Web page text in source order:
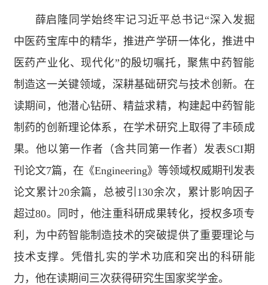
薛启隆同学始终牢记习近平总书记“深入发掘
中医药宝库中的精华，推进产学研一体化，推进中
医药产业化、现代化”的殷切嘱托，聚焦中药智能
制造这一关键领域，深耕基础研究与技术创新。在
读期间，他潜心钻研、精益求精，构建起中药智能
制药的创新理论体系，在学术研究上取得了丰硕成
果。他以第一作者（含共同第一作者）发表SCI期
刊论文7篇，在《Engineering》等领域权威期刊发表
论文累计20余篇，总被引130余次，累计影响因子
超过80。同时，他注重科研成果转化，授权多项专
利，为中药智能制造技术的突破提供了重要理论与
技术支撑。凭借扎实的学术功底和突出的科研能
力，他在读期间三次获得研究生国家奖学金。